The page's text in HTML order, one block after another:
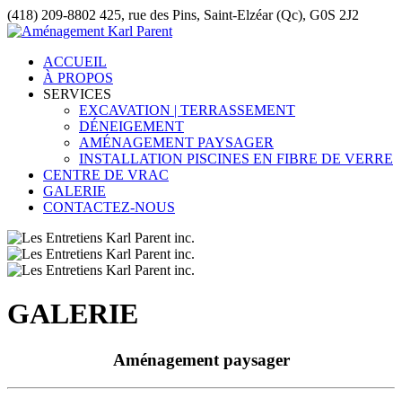
(418) 209-8802 425, rue des Pins, Saint-Elzéar (Qc), G0S 2J2
ACCUEIL
À PROPOS
SERVICES
EXCAVATION | TERRASSEMENT
DÉNEIGEMENT
AMÉNAGEMENT PAYSAGER
INSTALLATION PISCINES EN FIBRE DE VERRE
CENTRE DE VRAC
GALERIE
CONTACTEZ-NOUS
GALERIE
Aménagement paysager